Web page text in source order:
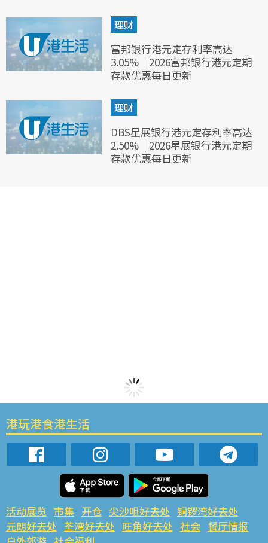
理财
富邦银行港元定存利率高达
3.05%｜2026富邦银行港元定期
存款优惠每日更新
理财
DBS星展银行港元定存利率高达
2.50%｜2026星展银行港元定期
存款优惠每日更新
港玩港食港生活
活动展览 市集 开仓 尖沙咀好去处 铜锣湾好去处
元朗好去处 荃湾好去处 旺角好去处 社会 餐厅情报